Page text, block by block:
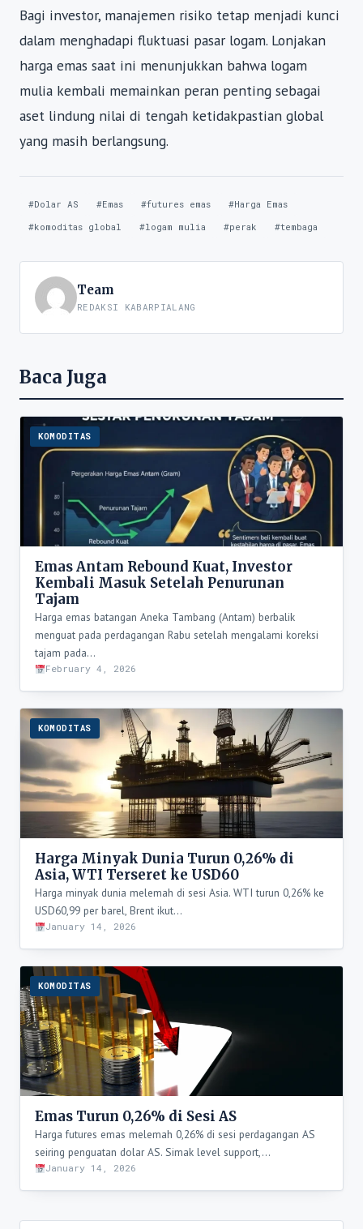
Bagi investor, manajemen risiko tetap menjadi kunci
dalam menghadapi fluktuasi pasar logam. Lonjakan
harga emas saat ini menunjukkan bahwa logam
mulia kembali memainkan peran penting sebagai
aset lindung nilai di tengah ketidakpastian global
yang masih berlangsung.
#Dolar AS #Emas #futures emas
#Harga Emas
#komoditas global
#logam mulia #perak #tembaga
Team
REDAKSI KABARPIALANG
Baca Juga
KOMODITAS
Emas Antam Rebound Kuat, Investor
Kembali Masuk Setelah Penurunan
Tajam
Harga emas batangan Aneka Tambang (Antam) berbalik
menguat pada perdagangan Rabu setelah mengalami koreksi
tajam pada…
February 4, 2026
KOMODITAS
Harga Minyak Dunia Turun 0,26% di
Asia, WTI Terseret ke USD60
Harga minyak dunia melemah di sesi Asia. WTI turun 0,26% ke
USD60,99 per barel, Brent ikut…
January 14, 2026
KOMODITAS
Emas Turun 0,26% di Sesi AS
Harga futures emas melemah 0,26% di sesi perdagangan AS
seiring penguatan dolar AS. Simak level support,…
January 14, 2026